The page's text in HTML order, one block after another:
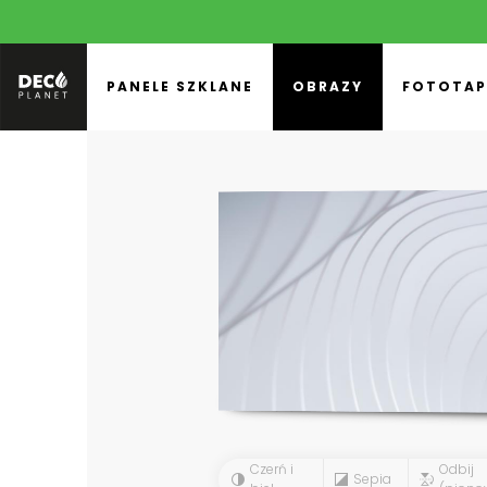
PANELE SZKLANE OBRAZY
Czerń i
Sepia
Odbij